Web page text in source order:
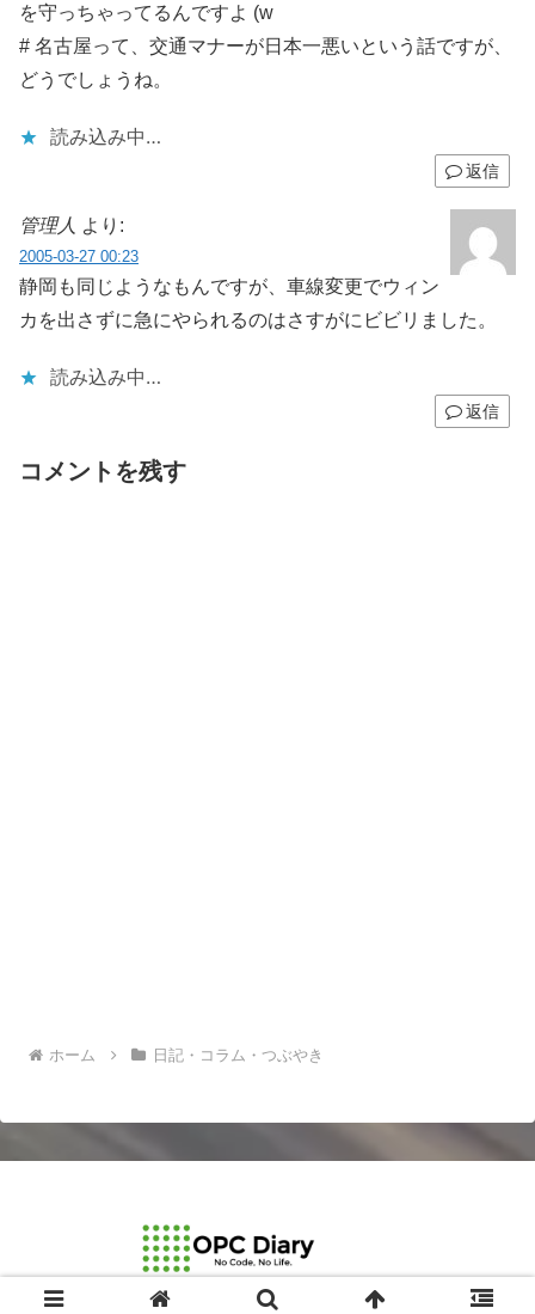
を守っちゃってるんですよ (w
# 名古屋って、交通マナーが日本一悪いという話ですが、
どうでしょうね。
読み込み中…
返信
管理人 より:
2005-03-27 00:23
静岡も同じようなもんですが、車線変更でウィン
カを出さずに急にやられるのはさすがにビビリました。
読み込み中…
返信
コメントを残す
ホーム 日記・コラム・つぶやき
© 2003-2026 OPCDiary.